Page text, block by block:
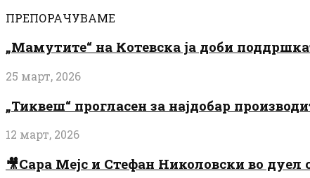
ПРЕПОРАЧУВАМЕ
„Мамутите“ на Котевска ја доби
25 март, 2026
„Тиквеш“ прогласен за најдобар
12 март, 2026
🎥Сара Мејс и Стефан Николовски во дуел